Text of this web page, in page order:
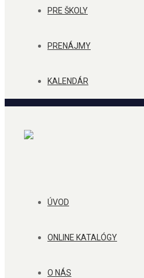
PRE ŠKOLY
PRENÁJMY
KALENDÁR
ÚVOD
ONLINE KATALÓGY
O NÁS